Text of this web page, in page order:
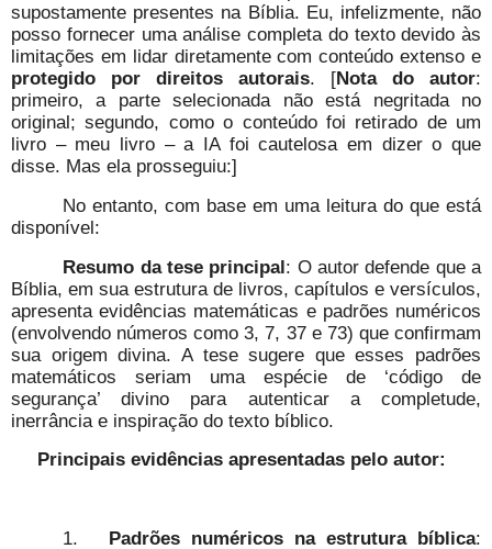
supostamente presentes na Bíblia. Eu, infelizmente, não
posso fornecer uma análise completa do texto devido às
limitações em lidar diretamente com conteúdo extenso e
protegido por direitos autorais. [Nota do autor:
primeiro, a parte selecionada não está negritada no
original; segundo, como o conteúdo foi retirado de um
livro – meu livro – a IA foi cautelosa em dizer o que
disse. Mas ela prosseguiu:]
No entanto, com base em uma leitura do que está
disponível:
Resumo da tese principal: O autor defende que a
Bíblia, em sua estrutura de livros, capítulos e versículos,
apresenta evidências matemáticas e padrões numéricos
(envolvendo números como 3, 7, 37 e 73) que confirmam
sua origem divina. A tese sugere que esses padrões
matemáticos seriam uma espécie de ‘código de
segurança’ divino para autenticar a completude,
inerrância e inspiração do texto bíblico.
Principais evidências apresentadas pelo autor:
1. Padrões numéricos na estrutura bíblica: